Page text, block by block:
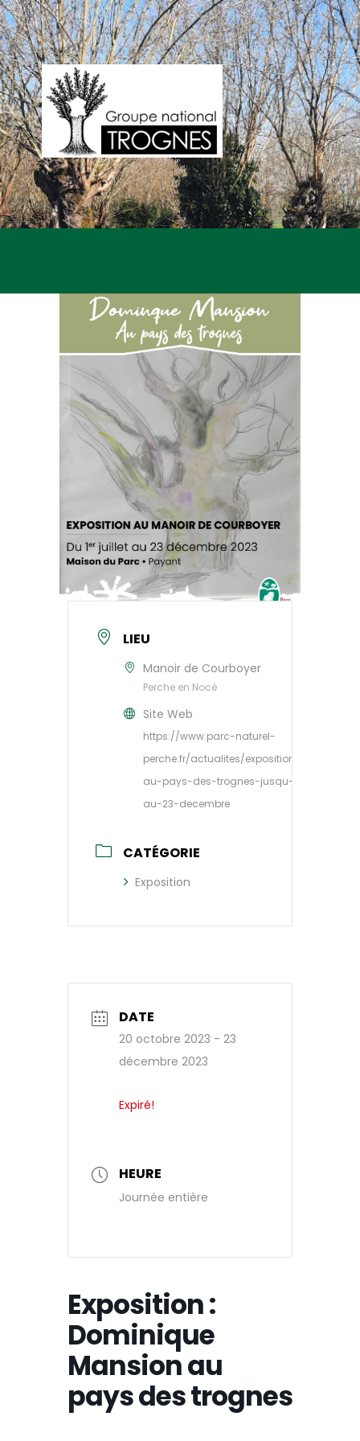
LIEU
Manoir de Courboyer
Perche en Nocé
Site Web
https://www.parc-naturel-
perche.fr/actualites/exposition-
au-pays-des-trognes-jusqu-
au-23-decembre
CATÉGORIE
Exposition
DATE
20 octobre 2023 - 23
décembre 2023
Expiré!
HEURE
Journée entière
Exposition :
Dominique
Mansion au
pays des trognes